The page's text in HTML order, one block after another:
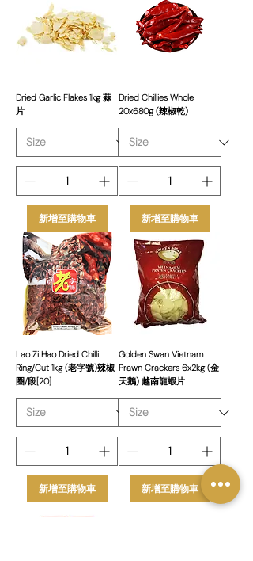
Dried Garlic Flakes 1kg 蒜
片
新增至購物車
Dried Chillies Whole
20x680g (辣椒乾)
新增至購物車
Lao Zi Hao Dried Chilli
Ring/Cut 1kg (老字號)辣椒
圈/段[20]
新增至購物車
Golden Swan Vietnam
Prawn Crackers 6x2kg (金
天鵝) 越南龍蝦片
新增至購物車